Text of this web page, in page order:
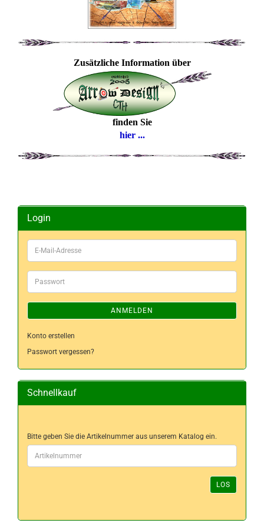
Zusätzliche Information über
finden Sie
hier ...
Login
E-
Adresse
Passwort
ANMELDEN
Konto erstellen
Passwort vergessen?
Schnellkauf
BITTE
GEBEN
SIE
DIE
Bitte geben Sie die Artikelnummer aus unserem Katalog ein.
LOS